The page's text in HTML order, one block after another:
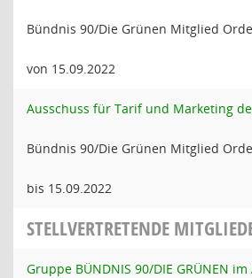
Bündnis 90/Die Grünen Mitglied
von 15.09.2022
Ausschuss für Tarif und Marketing
Bündnis 90/Die Grünen Mitglied
bis 15.09.2022
STELLVERTRETENDE
Gruppe BÜNDNIS 90/DIE GRÜNEN